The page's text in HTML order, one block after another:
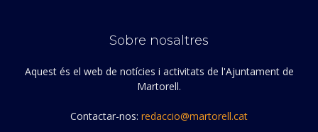
Sobre nosaltres
Aquest és el web de notícies i activitats de l'Ajuntament de
Martorell.
Contactar-nos: redaccio@martorell.cat